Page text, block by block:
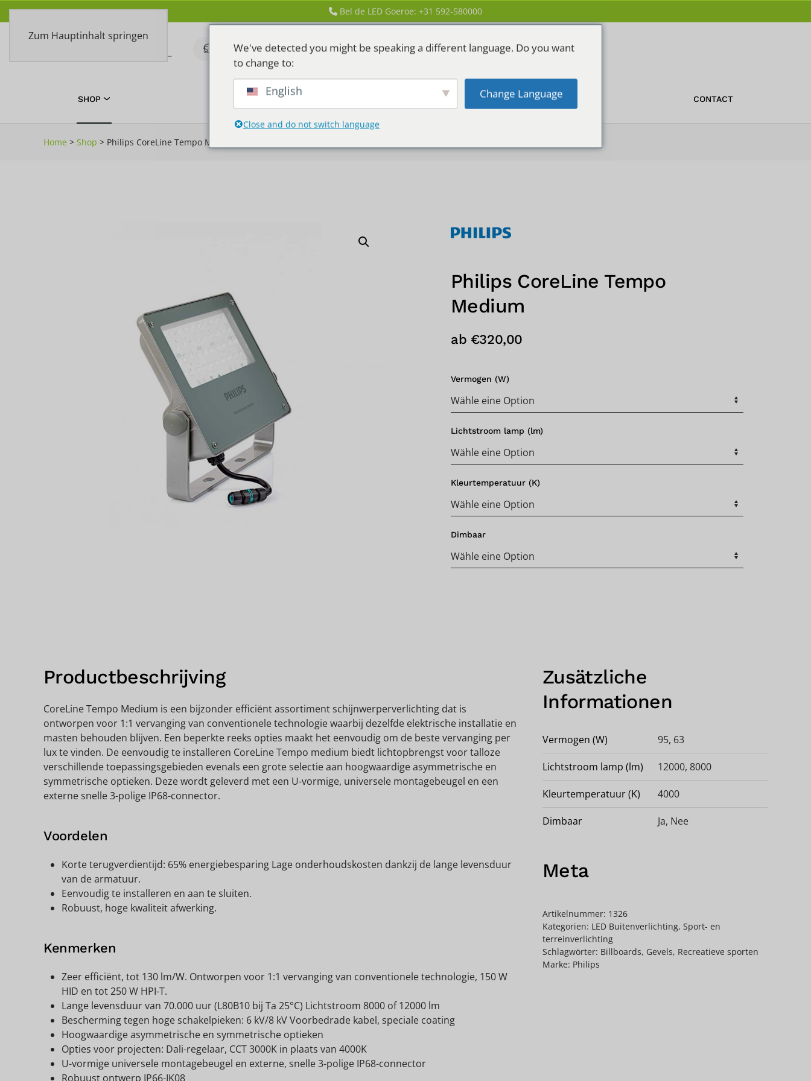
Zum Hauptinhalt springen
Bel de LED Goeroe: +31 592-580000
SHOP TOEPASSINGEN OFFERTE CONTACT
Home > Shop > Philips CoreLine Tempo Medium
Philips CoreLine Tempo
Medium
ab €320,00
Vermogen (W)
Lichtstroom lamp (lm)
Kleurtemperatuur (K)
Dimbaar
Productbeschrijving
CoreLine Tempo Medium is een bijzonder efficiënt assortiment schijnwerperverlichting dat is
ontworpen voor 1:1 vervanging van conventionele technologie waarbij dezelfde elektrische installatie en
masten behouden blijven. Een beperkte reeks opties maakt het eenvoudig om de beste vervanging per
lux te vinden. De eenvoudig te installeren CoreLine Tempo medium biedt lichtopbrengst voor talloze
verschillende toepassingsgebieden evenals een grote selectie aan hoogwaardige asymmetrische en
symmetrische optieken. Deze wordt geleverd met een U-vormige, universele montagebeugel en een
externe snelle 3-polige IP68-connector.
Voordelen
Korte terugverdientijd: 65% energiebesparing Lage onderhoudskosten dankzij de lange levensduur
van de armatuur.
Eenvoudig te installeren en aan te sluiten.
Robuust, hoge kwaliteit afwerking.
Kenmerken
Zeer efficiënt, tot 130 lm/W. Ontworpen voor 1:1 vervanging van conventionele technologie, 150 W
HID en tot 250 W HPI-T.
Lange levensduur van 70.000 uur (L80B10 bij Ta 25°C) Lichtstroom 8000 of 12000 lm
Bescherming tegen hoge schakelpieken: 6 kV/8 kV Voorbedrade kabel, speciale coating
Hoogwaardige asymmetrische en symmetrische optieken
Opties voor projecten: Dali-regelaar, CCT 3000K in plaats van 4000K
U-vormige universele montagebeugel en externe, snelle 3-polige IP68-connector
Robuust ontwerp IP66-IK08
Zusätzliche
Informationen
Vermogen (W) 95, 63
Lichtstroom lamp (lm) 12000, 8000
Kleurtemperatuur (K) 4000
Dimbaar Ja, Nee
Meta
Artikelnummer: 1326
Kategorien: LED Buitenverlichting, Sport- en
terreinverlichting
Schlagwörter: Billboards, Gevels, Recreatieve sporten
Marke: Philips
We've detected you might be speaking a different language. Do you want
to change to:
English Change Language
Close and do not switch language